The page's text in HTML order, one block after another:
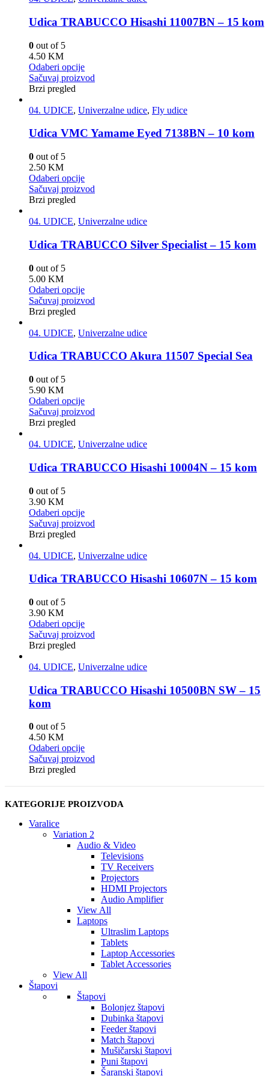
Udica TRABUCCO Hisashi 11007BN – 15 kom
0 out of 5
4.50 KM
Odaberi opcije
Sačuvaj proizvod
Brzi pregled
04. UDICE, Univerzalne udice, Fly udice
Udica VMC Yamame Eyed 7138BN – 10 kom
0 out of 5
2.50 KM
Odaberi opcije
Sačuvaj proizvod
Brzi pregled
04. UDICE, Univerzalne udice
Udica TRABUCCO Silver Specialist – 15 kom
0 out of 5
5.00 KM
Odaberi opcije
Sačuvaj proizvod
Brzi pregled
04. UDICE, Univerzalne udice
Udica TRABUCCO Akura 11507 Special Sea
0 out of 5
5.90 KM
Odaberi opcije
Sačuvaj proizvod
Brzi pregled
04. UDICE, Univerzalne udice
Udica TRABUCCO Hisashi 10004N – 15 kom
0 out of 5
3.90 KM
Odaberi opcije
Sačuvaj proizvod
Brzi pregled
04. UDICE, Univerzalne udice
Udica TRABUCCO Hisashi 10607N – 15 kom
0 out of 5
3.90 KM
Odaberi opcije
Sačuvaj proizvod
Brzi pregled
04. UDICE, Univerzalne udice
Udica TRABUCCO Hisashi 10500BN SW – 15
kom
0 out of 5
4.50 KM
Odaberi opcije
Sačuvaj proizvod
Brzi pregled
KATEGORIJE PROIZVODA
Varalice
Variation 2
Audio & Video
Televisions
TV Receivers
Projectors
HDMI Projectors
Audio Amplifier
View All
Laptops
Ultraslim Laptops
Tablets
Laptop Accessories
Tablet Accessories
View All
Štapovi
Štapovi
Bolonjez štapovi
Dubinka štapovi
Feeder štapovi
Match štapovi
Mušičarski štapovi
Puni štapovi
Šaranski štapovi